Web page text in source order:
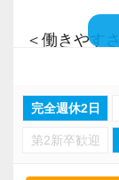
A. 上司や先
場だと感じ
・税務経験
・キャリア
＜働きやす
・分業体制
・顧客対応
・資産税や
完全週休2日
第2新卒歓迎